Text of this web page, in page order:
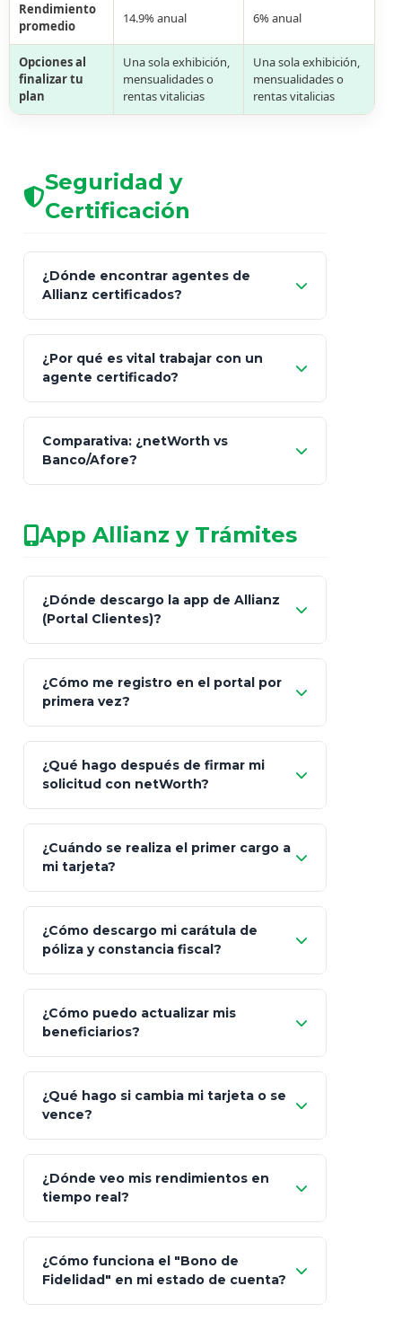
Rendimiento
promedio
14.9% anual 6% anual
Opciones al
finalizar tu
plan
Una sola exhibición,
mensualidades o
rentas vitalicias
Una sola exhibición,
mensualidades o
rentas vitalicias
Seguridad y
Certificación
¿Dónde encontrar agentes de
Allianz certificados?
Seguros y Fianzas (CNSF)
netWorth
patrimonio con asesores informales en
redes sociales.
¿Por qué es vital trabajar con un
agente certificado?
consultor técnico
legalmente facultado
Comparativa: ¿netWorth vs
Banco/Afore?
Característica netWorth (Certificado)
Fiscalidad Estrategia Art. 151 / 93
App Allianz y Trámites
¿Dónde descargo la app de Allianz
(Portal Clientes)?
Client"
App Store (iOS) Google Play
¿Cómo me registro en el portal por
primera vez?
Bienvenida
"¿Aún no tienes cuenta?
Regístrate"
¿Qué hago después de firmar mi
solicitud con netWorth?
¿Cuándo se realiza el primer cargo a
mi tarjeta?
¿Cómo descargo mi carátula de
póliza y constancia fiscal?
"Mis Pólizas" > "Documentos"
¿Cómo puedo actualizar mis
beneficiarios?
¿Qué hago si cambia mi tarjeta o se
vence?
"Link
de Cobro Seguro"
¿Dónde veo mis rendimientos en
tiempo real?
¿Cómo funciona el "Bono de
Fidelidad" en mi estado de cuenta?